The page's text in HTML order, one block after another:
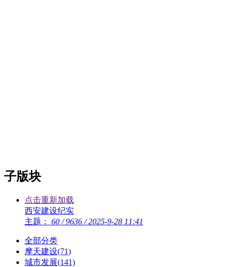
子版块
点击重新加载
西安建设纪实
主题： 60 /9636 /2025-9-28 11:41
全部分类
摩天建设(71)
城市发展(141)